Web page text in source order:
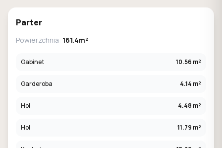
Parter
Powierzchnia: 161.4m²
Gabinet 10.56 m²
Garderoba 4.14 m²
Hol 4.48 m²
Hol 11.79 m²